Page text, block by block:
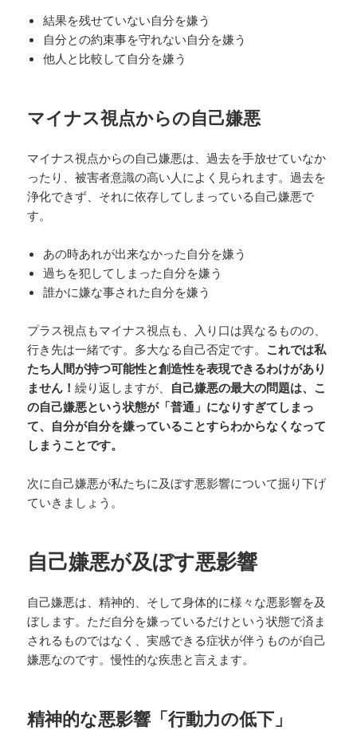
結果を残せていない自分を嫌う
自分との約束事を守れない自分を嫌う
他人と比較して自分を嫌う
マイナス視点からの自己嫌悪
マイナス視点からの自己嫌悪は、過去を手放せていなか
ったり、被害者意識の高い人によく見られます。過去を
浄化できず、それに依存してしまっている自己嫌悪で
す。
あの時あれが出来なかった自分を嫌う
過ちを犯してしまった自分を嫌う
誰かに嫌な事された自分を嫌う
プラス視点もマイナス視点も、入り口は異なるものの、
行き先は一緒です。多大なる自己否定です。 これでは私
たち人間が持つ可能性と創造性を表現できるわけがあり
ません！繰り返しますが、 自己嫌悪の最大の問題は、こ
の自己嫌悪という状態が「普通」になりすぎてしまっ
て、自分が自分を嫌っていることすらわからなくなって
しまうことです。
次に自己嫌悪が私たちに及ぼす悪影響について掘り下げ
ていきましょう。
自己嫌悪が及ぼす悪影響
自己嫌悪は、精神的、そして身体的に様々な悪影響を及
ぼします。ただ自分を嫌っているだけという状態で済ま
されるものではなく、実感できる症状が伴うものが自己
嫌悪なのです。慢性的な疾患と言えます。
精神的な悪影響「行動力の低下」